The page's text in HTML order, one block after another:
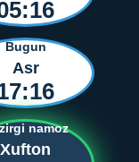
Bugun
Asr
namoz
Xufton